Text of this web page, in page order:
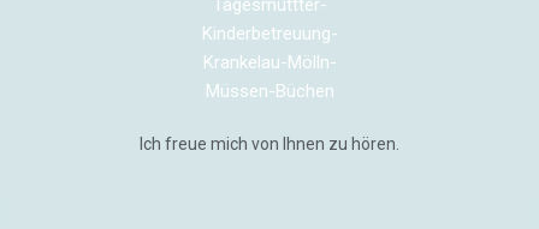
Ich freue mich von Ihnen zu hören.